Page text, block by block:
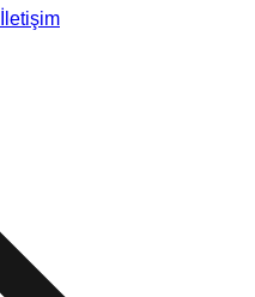
İletişim